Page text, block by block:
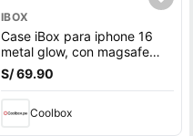
IBOX
Case iBox para iphone 16
metal glow, con magsafe
para carga inalámbrica, con
soporte en cámara, morado
S/ 69.90
Coolbox